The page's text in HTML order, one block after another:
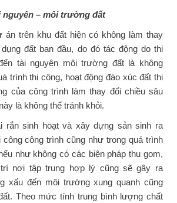
nguyên – môi trường đất
án trên khu đất hiện có không làm thay
đất ban đầu, do đó tác động do thi
tài nguyên môi trường đất là không
trình thi công, hoạt động đào xúc đất thi
của công trình làm thay đổi chiều sâu
là không thể tránh khỏi.
rắn sinh hoạt và xây dựng sản sinh ra
công công trình cũng như trong quá trình
như không có các biện pháp thu gom,
nơi tập trung hợp lý cũng sẽ gây ra
xấu đến môi trường xung quanh cũng
Theo mức tính trung bình lượng chất